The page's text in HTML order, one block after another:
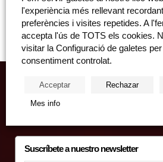
de Arte Contemporáneo Bulgaria (bulevard
Lozenets, Sofia, Bulgaria). Del 10 de
Suscríbete a nuestro newsletter
l'experiència més rellevant
preferències i visites repetides. A
accepta l'ús de TOTS els cookies.
visitar la Configuració de galetes
consentiment controlat.
Acceptar Rechazar
Mes info